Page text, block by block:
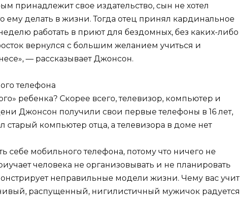
принадлежит свое издательство, сын не хотел
ему делать в жизни. Тогда отец принял кардинальное
работать в приют для бездомных, без каких-либо
вернулся с большим желанием учиться и
— рассказывает Джонсон.
телефона
ребенка? Скорее всего, телевизор, компьютер и
Джонсон получили свои первые телефоны в 16 лет,
компьютер отца, а телевизора в доме нет
себе мобильного телефона, потому что ничего не
человека не организовывать и не планировать
неправильные модели жизни. Чему вас учит
распущенный, нигилистичный мужичок радуется